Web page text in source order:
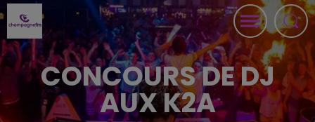
CONCOURS DE DJ
AUX K2A